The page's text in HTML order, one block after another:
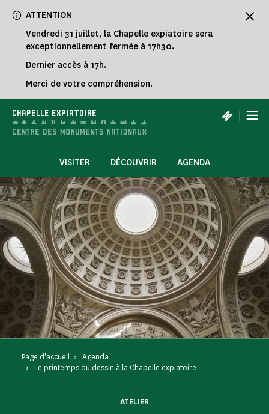
ATTENTION
Vendredi 31 juillet, la Chapelle expiatoire sera
exceptionnellement fermée à 17h30.
Dernier accès à 17h.
Merci de votre compréhension.
CHAPELLE EXPIATOIRE |
VISITER DÉCOUVRIR AGENDA
Page d'accueil
Agenda
Le printemps du dessin à la Chapelle expiatoire
ATELIER